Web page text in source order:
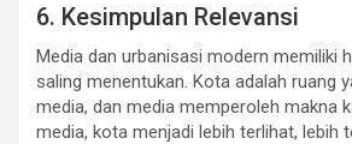
6. Kesimpulan Relevansi
Media dan urbanisasi modern memiliki
saling menentukan. Kota adalah ruang
media, dan media memperoleh makna
media, kota menjadi lebih terlihat, lebih